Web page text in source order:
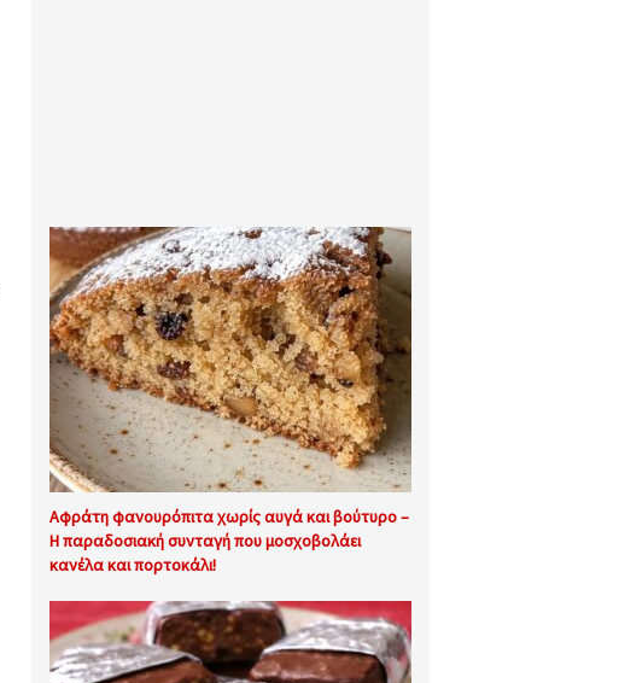
Αφράτη φανουρόπιτα χωρίς αυγά και βούτυρο –
Η παραδοσιακή συνταγή που μοσχοβολάει
κανέλα και πορτοκάλι!